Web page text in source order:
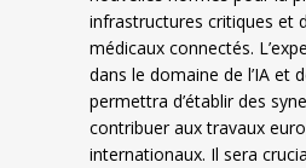
infrastructures critiques et
médicaux connectés.
dans le domaine de l’IA et
permettra d’établir des
contribuer aux travaux
internationaux. Il sera